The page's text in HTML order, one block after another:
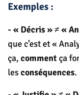
Exemples :
- « Décris » ≠ «
que c’est et «
ça, commentça
lesconséquences.